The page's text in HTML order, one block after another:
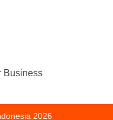
Business
2026